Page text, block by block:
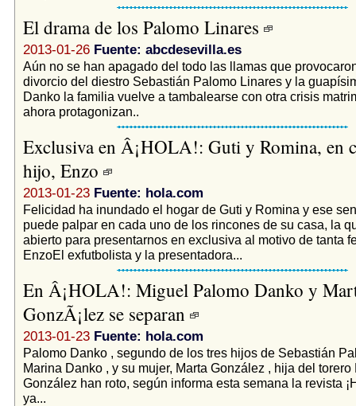
El drama de los Palomo Linares
2013-01-26 Fuente: abcdesevilla.es
Aún no se han apagado del todo las llamas que
divorcio del diestro Sebastián Palomo Linares y la
Danko la familia vuelve a tambalearse con otra crisis
ahora protagonizan..
Exclusiva en Â¡HOLA!: Guti y Romina, en
hijo, Enzo
2013-01-23 Fuente: hola.com
Felicidad ha inundado el hogar de Guti y Romina y ese
puede palpar en cada uno de los rincones de su casa, la
abierto para presentarnos en exclusiva al motivo de tanta
EnzoEl exfutbolista y la presentadora...
En Â¡HOLA!: Miguel Palomo Danko y
GonzÃ¡lez se separan
2013-01-23 Fuente: hola.com
Palomo Danko , segundo de los tres hijos de Sebastián
Marina Danko , y su mujer, Marta González , hija del torero
González han roto, según informa esta semana la revista
ya...